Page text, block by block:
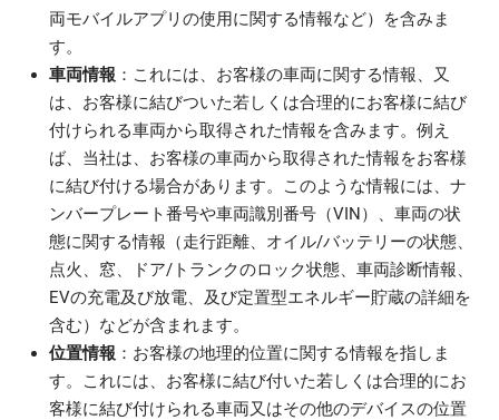
両モバイルアプリの使用に関する情報など）を含みま
す。
車両情報 ：これには、お客様の車両に関する情報、又
は、お客様に結びついた若しくは合理的にお客様に結び
付けられる車両から取得された情報を含みます。例え
ば、当社は、お客様の車両から取得された情報をお客様
に結び付ける場合があります。このような情報には、ナ
ンバープレート番号や車両識別番号（VIN）、車両の状
態に関する情報（走行距離、オイル/バッテリーの状態、
点火、窓、ドア/トランクのロック状態、車両診断情報、
EVの充電及び放電、及び定置型エネルギー貯蔵の詳細を
含む）などが含まれます。
位置情報 ：お客様の地理的位置に関する情報を指しま
す。これには、お客様に結び付いた若しくは合理的にお
客様に結び付けられる車両又はその他のデバイスの位置